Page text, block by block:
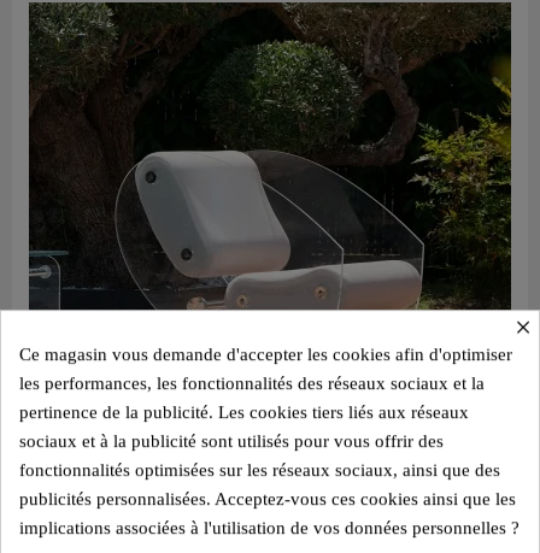
Aperçu rapide Design Sessel MW07 – Gegossene PMMA Wände, Schaumstoffsitz mit Wabenstruktur
×
Ce magasin vous demande d'accepter les cookies afin d'optimiser
les performances, les fonctionnalités des réseaux sociaux et la
pertinence de la publicité. Les cookies tiers liés aux réseaux
sociaux et à la publicité sont utilisés pour vous offrir des
fonctionnalités optimisées sur les réseaux sociaux, ainsi que des
publicités personnalisées. Acceptez-vous ces cookies ainsi que les
implications associées à l'utilisation de vos données personnelles ?